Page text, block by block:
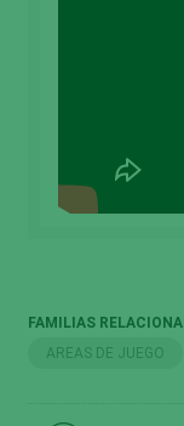
FAMILIAS
AREAS DE JUEGO